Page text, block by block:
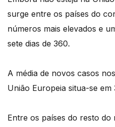
surge entre os países do
números mais elevados e
sete dias de 360.
A média de novos casos
União Europeia situa-se
Entre os países do resto do